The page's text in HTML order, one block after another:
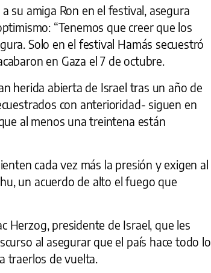
su amiga Ron en el festival, asegura
“Tenemos que creer que los
Solo en el festival Hamás secuestró
en Gaza el 7 de octubre.
herida abierta de Israel tras un año de
con anterioridad- siguen en
al menos una treintena están
cada vez más la presión y exigen al
un acuerdo de alto el fuego que
Herzog, presidente de Israel, que les
al asegurar que el país hace todo lo
traerlos de vuelta.